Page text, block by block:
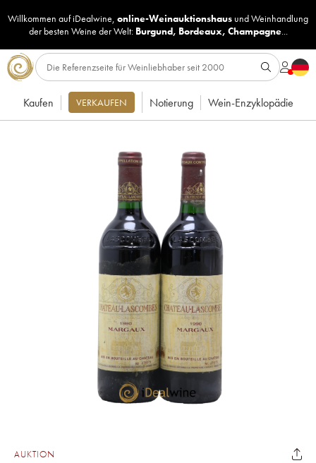
Willkommen auf iDealwine, online-Weinauktionshaus undWeinhandlung
der besten Weine der Welt: Burgund, Bordeaux, Champagne...
Kaufen VERKAUFEN Notierung Wein-Enzyklopädie
AUKTION